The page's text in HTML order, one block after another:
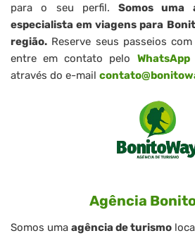
para o seu perfil. Somos uma
especialista em viagens para
região. Reserve seus passeios
entre em contato pelo
através do e-mail
Agência
Somos uma agência de turismo